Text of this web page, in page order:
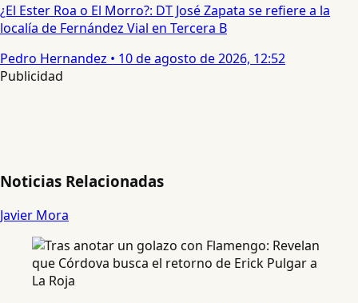
¿El Ester Roa o El Morro?: DT José Zapata se refiere a la
localía de Fernández Vial en Tercera B
Pedro Hernandez • 10 de agosto de 2026, 12:52
Publicidad
Noticias Relacionadas
Javier Mora